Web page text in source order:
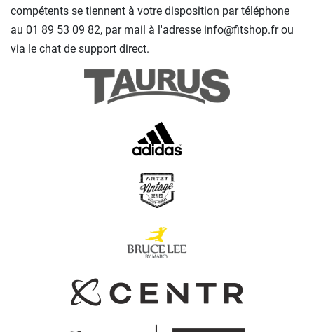
compétents se tiennent à votre disposition par téléphone
au 01 89 53 09 82, par mail à l'adresse info@fitshop.fr ou
via le chat de support direct.